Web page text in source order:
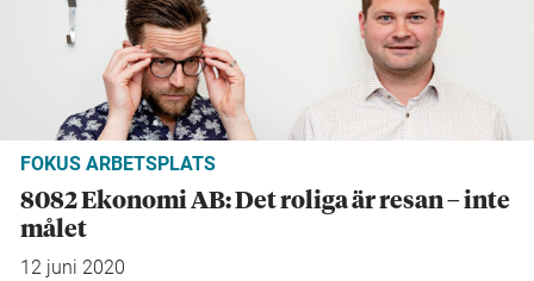
FOKUS ARBETSPLATS
8082 Ekonomi AB: Det roliga är resan – inte
målet
12 juni 2020